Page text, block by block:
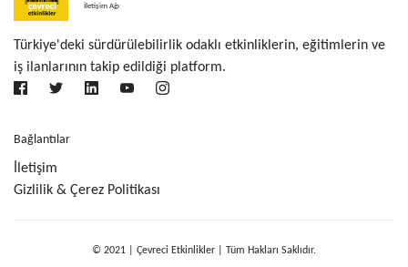
İletişim Ağı
Türkiye'deki sürdürülebilirlik odaklı etkinliklerin, eğitimlerin ve
iş ilanlarının takip edildiği platform.
Bağlantılar
İletişim
Gizlilik & Çerez Politikası
© 2021 | Çevreci Etkinlikler | Tüm Hakları Saklıdır.